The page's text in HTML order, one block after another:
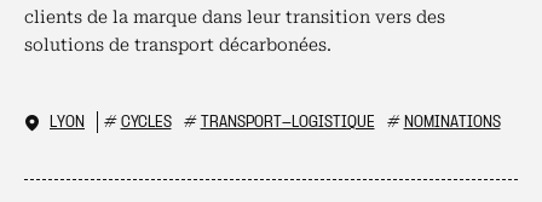
clients de la marque dans leur transition vers des
solutions de transport décarbonées.
LYON # CYCLES # TRANSPORT-LOGISTIQUE # NOMINATIONS